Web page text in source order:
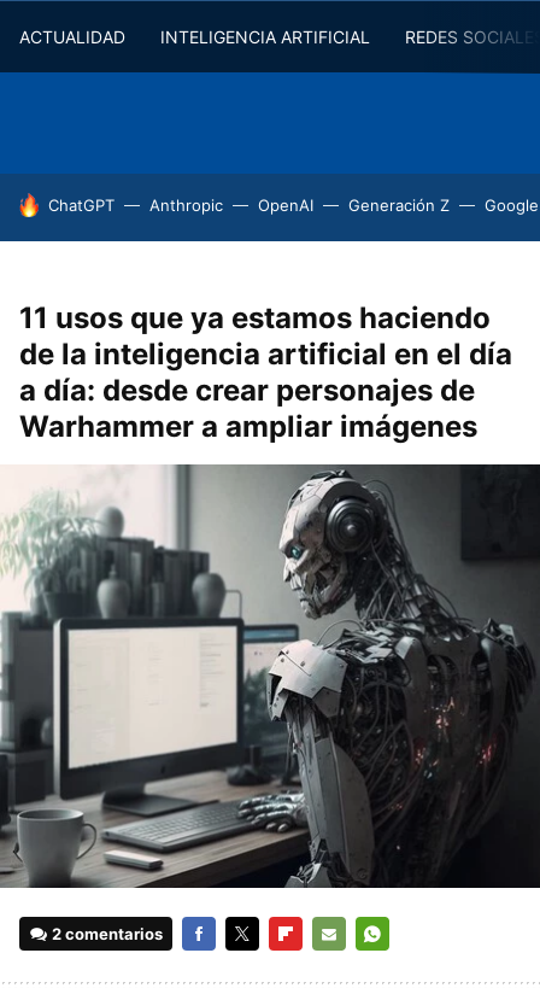
ACTUALIDAD INTELIGENCIA ARTIFICIAL REDES
HOY SE HABLA DE
ChatGPT Anthropic OpenAI Generación Z
11 usos que ya estamos haciendo
de la inteligencia artificial en el día
a día: desde crear personajes de
Warhammer a ampliar imágenes
2 comentarios